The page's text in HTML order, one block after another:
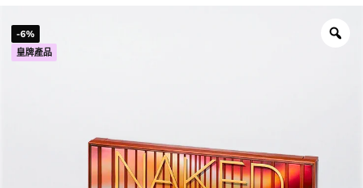
-6%
皇牌產品